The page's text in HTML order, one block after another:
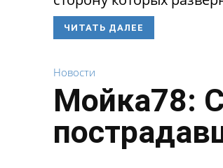
ЧИТАТЬ ДАЛЕЕ
Новости
Мойка78: